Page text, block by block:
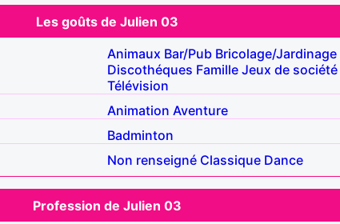
Les goûts de Julien 03
Animaux Bar/Pub Bricolage/Jardinage
Discothéques Famille Jeux de société
Télévision
Animation Aventure
Badminton
Non renseigné Classique Dance
Profession de Julien 03